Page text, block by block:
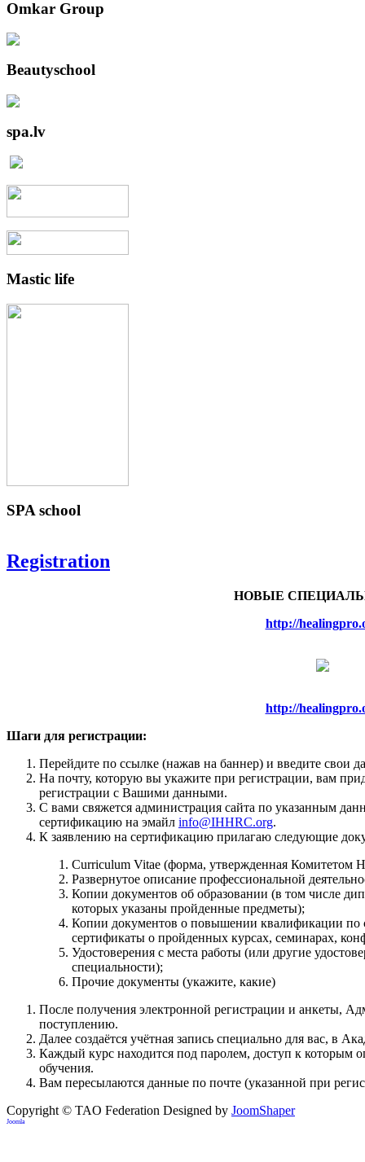
Omkar Group
Beautyschool
spa.lv
Mastic life
SPA school
Registration
НОВЫЕ
http://
http://
Шаги для регистрации:
Перейдите по ссылке (нажав на баннер) и введите свои
На почту, которую вы укажите при регистрации, вам
регистрации с Вашими данными.
С вами свяжется администрация сайта по указанным
сертификацию на эмайл info@IHHRC.org.
К заявлению на сертификацию прилагаю следующие
Curriculum Vitae (форма, утвержденная Комитетом
Развернутое описание профессиональной
Копии документов об образовании (в том числе
которых указаны пройденные предметы);
Копии документов о повышении квалификации по
сертификаты о пройденных курсах, семинарах,
Удостоверения с места работы (или другие
специальности);
Прочие документы (укажите, какие)
После получения электронной регистрации и анкеты,
поступлению.
Далее создаётся учётная запись специально для вас, в
Каждый курс находится под паролем, доступ к которым
обучения.
Вам пересылаются данные по почте (указанной при
Copyright © TAO Federation Designed by JoomShaper
Joomla